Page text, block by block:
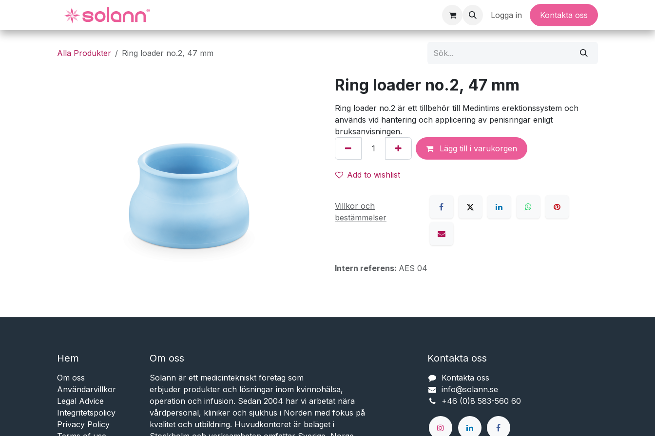
Logga in Kontakta oss
Alla Produkter Ring loader no.2, 47 mm
Ring loader no.2, 47 mm
Ring loader no.2 är ett tillbehör till Medintims erektionssystem och
används vid hantering och applicering av penisringar enligt
bruksanvisningen.
Lägg till i varukorgen
Add to wishlist
Villkor och
bestämmelser
Intern referens: AES 04
Hem​​
Om oss
Användarvillkor
Legal Advice
Integritetspolicy
Privacy Policy
Om oss
Solann är ett medicintekniskt företag som
erbjuder produkter och lösningar inom kvinnohälsa,
operation och infusion. Sedan 2004 har vi arbetat nära
vårdpersonal, kliniker och sjukhus i Norden med fokus på
kvalitet och utbildning. Huvudkontoret är beläget i
Kontakta oss
Kontakta oss
info@solann.se​​​​​​
+46 (0)8 583-560 60